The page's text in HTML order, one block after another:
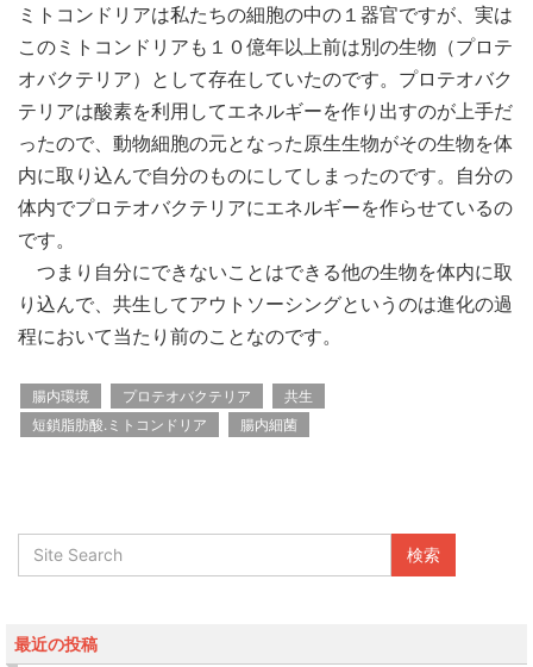
ミトコンドリアは私たちの細胞の中の１器官ですが、実は
このミトコンドリアも１０億年以上前は別の生物（プロテ
オバクテリア）として存在していたのです。プロテオバク
テリアは酸素を利用してエネルギーを作り出すのが上手だ
ったので、動物細胞の元となった原生生物がその生物を体
内に取り込んで自分のものにしてしまったのです。自分の
体内でプロテオバクテリアにエネルギーを作らせているの
です。
つまり自分にできないことはできる他の生物を体内に取
り込んで、共生してアウトソーシングというのは進化の過
程において当たり前のことなのです。
腸内環境 プロテオバクテリア
共生
短鎖脂肪酸.ミトコンドリア
腸内細菌
最近の投稿